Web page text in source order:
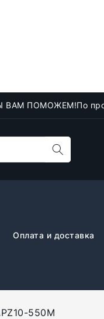
ВАМ ПОМОЖЕМ!По
Оплата и доставка
550M